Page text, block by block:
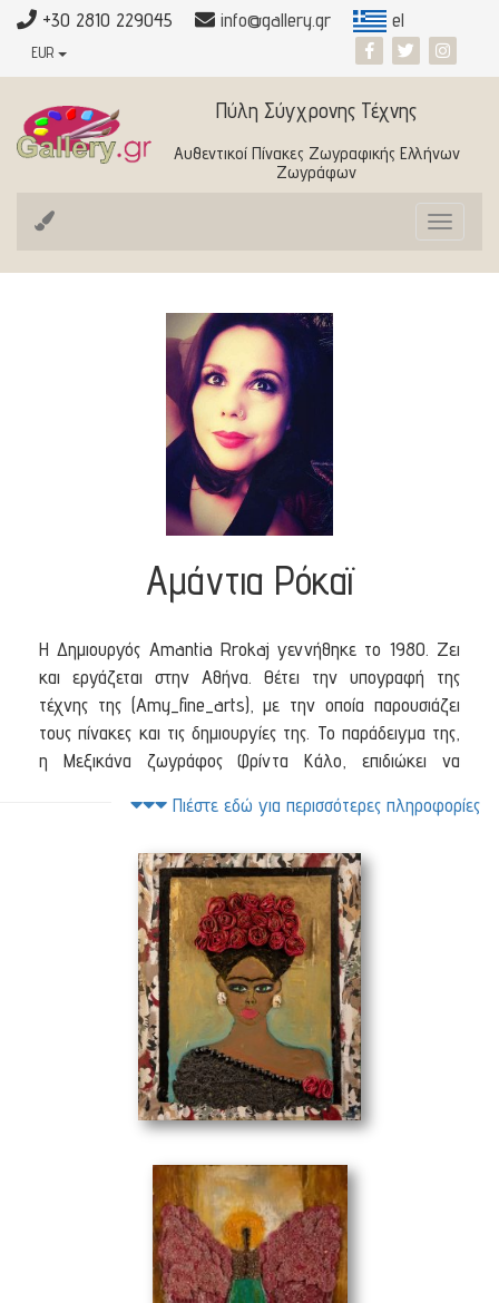
+30 2810 229045 info@gallery.gr el
EUR
Πύλη Σύγχρονης Τέχνης
Αυθεντικοί Πίνακες Ζωγραφικής Ελλήνων
Ζωγράφων
Toggle
Αμάντια Ρόκαϊ
Η Δημιουργός Amantia Rrokaj γεννήθηκε το 1980. Ζει
και εργάζεται στην Αθήνα. Θέτει την υπογραφή της
τέχνης της (Amy_fine_arts), με την οποία παρουσιάζει
τους πίνακες και τις δημιουργίες της. Το παράδειγμα της,
η Μεξικάνα ζωγράφος Φρίντα Κάλο, επιδιώκει να
δεν πιστεύει στην μετενσάρκωση των ανθρώπων, πιστεύει
και του ταλέντου. Σήμερα ζωγραφίζει και σύνθετει τοπία
και φιγούρες με ανακυκλώσιμα υλικά και έχει πολλά
όνειρα για το μέλλον. Κάθε δημιουργία της είναι ένα
κομμάτι ψυχής, το οποίο το χαρίζει όταν οι σωματικοί της
πόνοι είναι αφόρητοι. Η τέχνη της δίνει ελπίδα για να
συνεχίζει με θάρρος και να αφήσει στην άκρη την
απελπισία που παραμονεύει στην άκρη. Τα έργα και η
φαντασία της, μέσα από τα λαμπερά της μάτια, δίνουν
φως, κουράγιο και θετική ενέργεια στη ζωή.
Έργα της κοσμούν ιδιωτικές συλλογές στην Ελλάδα και το
εξωτερικό. Έχει λάβει μέρος σε ομαδικές εκθέσεις και οι
γνωστές της τέχνης έχουν μιλήσει με ευμενή σχόλια για
την δουλειά της.
Πιέστε εδώ για περισσότερες πληροφορίες